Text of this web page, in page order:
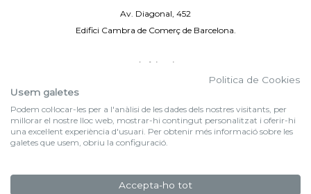
Av. Diagonal, 452
Edifici Cambra de Comerç de Barcelona.
Avís legal
By 100X100NET
f (NEWSLETTER)
Politica de Cookies
Usem galetes
Podem col·locar-les per a l'anàlisi de les dades dels nostres visitants, per
millorar el nostre lloc web, mostrar-hi contingut personalitzat i oferir-hi
una excel·lent experiència d'usuari. Per obtenir més informació sobre les
galetes que usem, obriu la configuració.
Accepta-ho tot